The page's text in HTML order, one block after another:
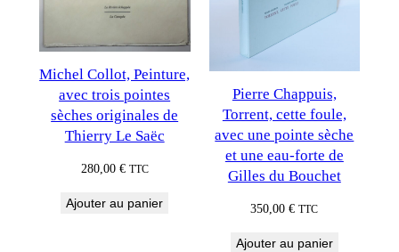
Michel Collot, Peinture,
avec trois pointes
sèches originales de
Thierry Le Saëc
280,00 € TTC
Ajouter au panier
Pierre Chappuis,
Torrent, cette foule,
avec une pointe sèche
et une eau-forte de
Gilles du Bouchet
350,00€ TTC
Ajouter au panier